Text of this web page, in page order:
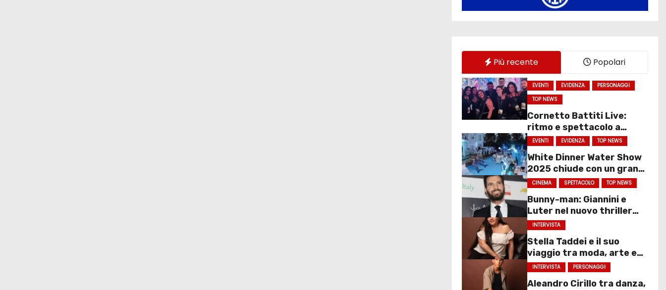
Più recente Popolari
EVENTI EVIDENZA
PERSONAGGI
TOP NEWS
Cornetto Battiti Live:
ritmo e spettacolo a
Molfetta
EVENTI EVIDENZA TOP NEWS
White Dinner Water Show
2025 chiude con un gran
finale
CINEMA SPETTACOLO TOP NEWS
Bunny-man: Giannini e
Luter nel nuovo thriller
sociale
INTERVISTA
Stella Taddei e il suo
viaggio tra moda, arte e
spettacolo
INTERVISTA PERSONAGGI
Aleandro Cirillo tra danza,